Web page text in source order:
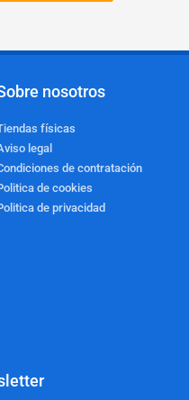
nosotros
físicas
legal
de contratación
de cookies
de privacidad